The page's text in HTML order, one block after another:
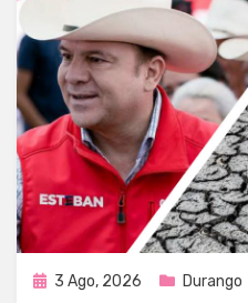
Publicada
3 Ago, 2026 Durango